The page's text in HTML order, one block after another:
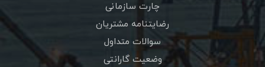
چارت سازمانی
رضایتنامه مشتریان
سوالات متداول
وضعیت گارانتی